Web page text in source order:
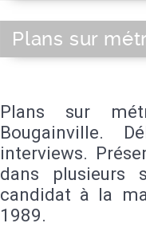
Plans sur
Plans sur
Bougainville.
interviews.
dans plusieurs
candidat à la
1989.